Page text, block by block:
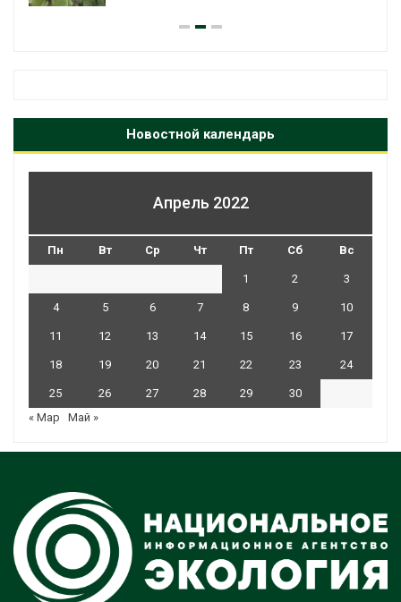
Новостной календарь
Апрель 2022
Пн Вт Ср Чт Пт Сб Вс
1 2 3
4 5 6 7 8 9 10
11 12 13 14 15 16 17
18 19 20 21 22 23 24
25 26 27 28 29
30
« Мар
Май »